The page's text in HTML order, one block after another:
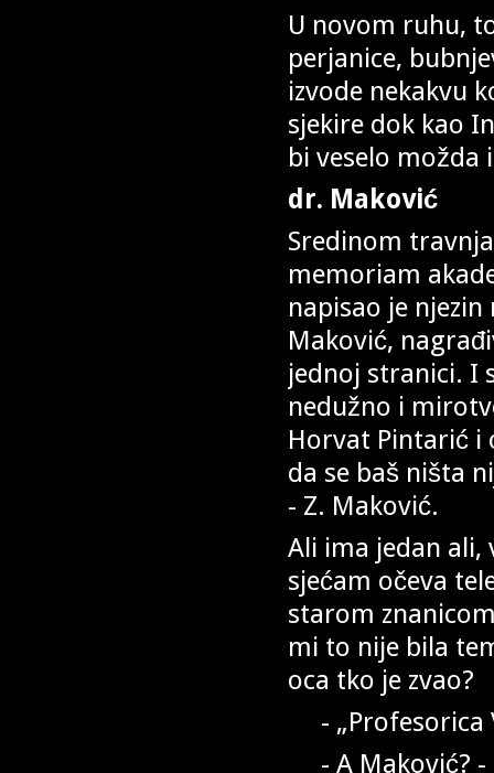
U novom ruhu,
perjanice,
izvode nekakvu
sjekire dok kao
bi veselo
dr. Maković
Sredinom
memoriam
napisao je
Maković,
jednoj stranici. I
nedužno i
Horvat Pintarić i
da se baš ništa
- Z. Maković.
Ali ima jedan ali,
sjećam očeva
starom
mi to nije bila
oca tko je zvao?
- „Profesorica
- A Maković? -